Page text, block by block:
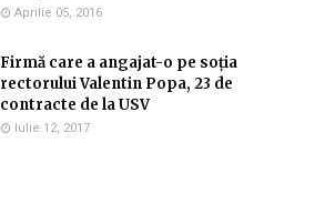
Aprilie 05, 2016
Firmă care a angajat-o pe soția
rectorului Valentin Popa, 23 de
contracte de la USV
Iulie 12, 2017